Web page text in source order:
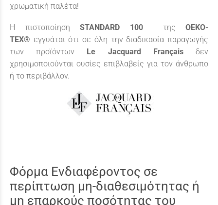
χρωματική παλέτα!
Η πιστοποίηση STANDARD 100της OEKO-
TEX® εγγυάται ότι σε όλη την διαδικασία παραγωγής
των προϊόντων Le Jacquard Françaisδεν
χρησιμοποιούνται ουσίες επιβλαβείς για τον άνθρωπο
ή το περιβάλλον.
Φόρμα Ενδιαφέροντος σε
περίπτωση μη-διαθεσιμότητας ή
μη επαρκούς ποσότητας του